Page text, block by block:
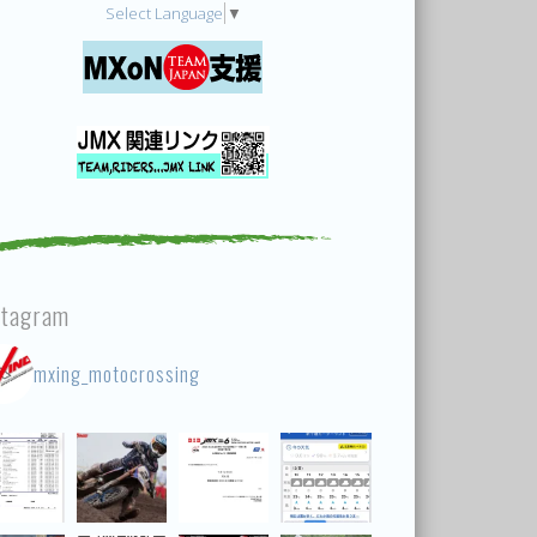
Select Language ▼
mxing_motocrossing